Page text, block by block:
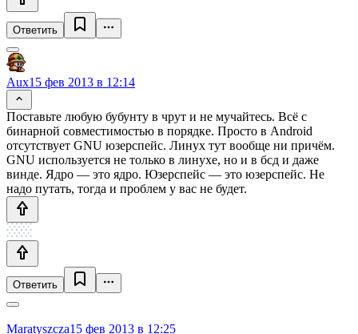
Ответить
Aux15 фев 2013 в 12:14
Поставьте любую бубунту в чрут и не мучайтесь. Всё с
бинарной совместимостью в порядке. Просто в Android
отсутствует GNU юзерспейс. Линух тут вообще ни причём.
GNU используется не только в линухе, но и в бсд и даже
винде. Ядро — это ядро. Юзерспейс — это юзерспейс. Не
надо путать, тогда и проблем у вас не будет.
Ответить
Maratyszcza15 фев 2013 в 12:25